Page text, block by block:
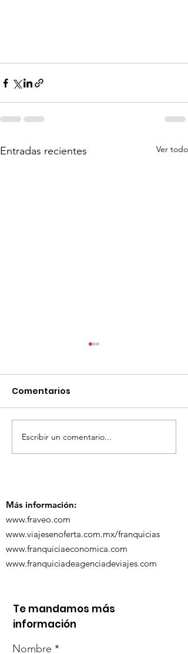
Entradas recientes Ver todo
TourTravelynByFraveo
participó en la
Comentarios
Escribir un comentario...
Más información:
www.fraveo.com
www.viajesenoferta.com.mx/franquicias
www.franquiciaeconomica.com
www.franquiciadeagenciadeviajes.com
Te mandamos más
información
Nombre